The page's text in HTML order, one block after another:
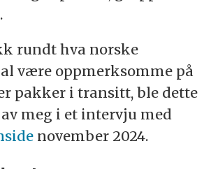
rundt hva norske
være oppmerksomme på
pakker i transitt, ble dette
meg i et intervju med
november 2024.